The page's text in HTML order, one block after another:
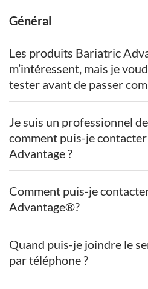
Général
Les produits Bariatric
m’intéressent, mais je
tester avant de passer
Je suis un professionnel
comment puis-je
Advantage ?
Comment puis-je
Advantage®?
Quand puis-je joindre le
par téléphone ?